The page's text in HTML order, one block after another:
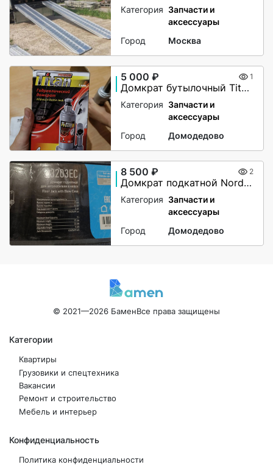
Категория Запчасти и
аксессуары
Город
Москва
5 000 ₽ 1
Домкрат бутылочный Titan 4т (180 — 350 мм)
Категория Запчасти и
аксессуары
Город
Домодедово
8 500 ₽ 2
Домкрат подкатной Nordberg N3203EC, 3 тонны
Категория Запчасти и
аксессуары
Город
Домодедово
© 2021—2026 БаменВсе права защищены
Категории
Квартиры
Грузовики и спецтехника
Вакансии
Ремонт и строительство
Мебель и интерьер
Конфиденциальность
Политика конфиденциальности